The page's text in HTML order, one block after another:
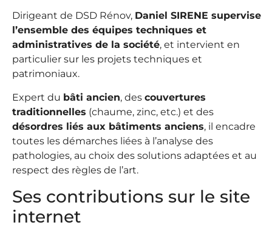
Dirigeant de DSD Rénov, Daniel SIRENE supervise
l’ensemble des équipes techniques et
administratives de la société, et intervient en
particulier sur les projets techniques et
patrimoniaux.
Expert du bâti ancien, des couvertures
traditionnelles (chaume, zinc, etc.) et des
désordres liés aux bâtiments anciens, il encadre
toutes les démarches liées à l’analyse des
pathologies, au choix des solutions adaptées et au
respect des règles de l’art.
Ses contributions sur le site
internet